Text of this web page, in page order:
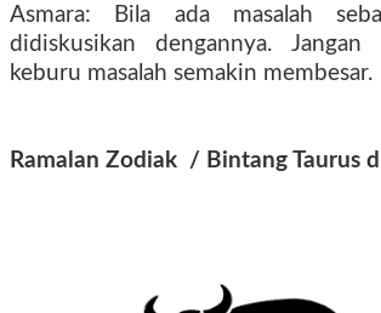
Asmara: Bila ada masalah
didiskusikan dengannya.
keburu masalah semakin membesar.
Ramalan Zodiak / Bintang Taurus